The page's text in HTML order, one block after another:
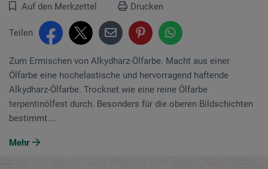
Auf den Merkzettel Drucken
Teilen
Zum Ermischen von Alkydharz-Ölfarbe. Macht aus einer
Ölfarbe eine hochelastische und hervorragend haftende
Alkydharz-Ölfarbe. Trocknet wie eine reine Ölfarbe
terpentinölfest durch. Besonders für die oberen Bildschichten
bestimmt....
Mehr